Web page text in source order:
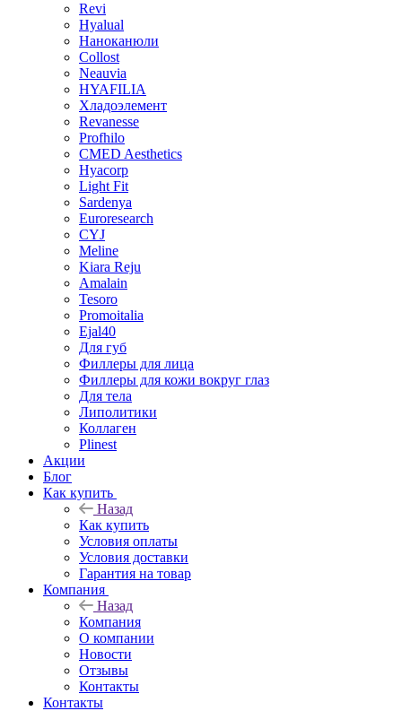
Revi
Hyalual
Наноканюли
Collost
Neauvia
HYAFILIA
Хладоэлемент
Revanesse
Profhilo
CMED Aesthetics
Hyacorp
Light Fit
Sardenya
Euroresearch
CYJ
Meline
Kiara Reju
Amalain
Tesoro
Promoitalia
Ejal40
Для губ
Филлеры для лица
Филлеры для кожи вокруг глаз
Для тела
Липолитики
Коллаген
Plinest
Акции
Блог
Как купить
Назад
Как купить
Условия оплаты
Условия доставки
Гарантия на товар
Компания
Назад
Компания
О компании
Новости
Отзывы
Контакты
Контакты